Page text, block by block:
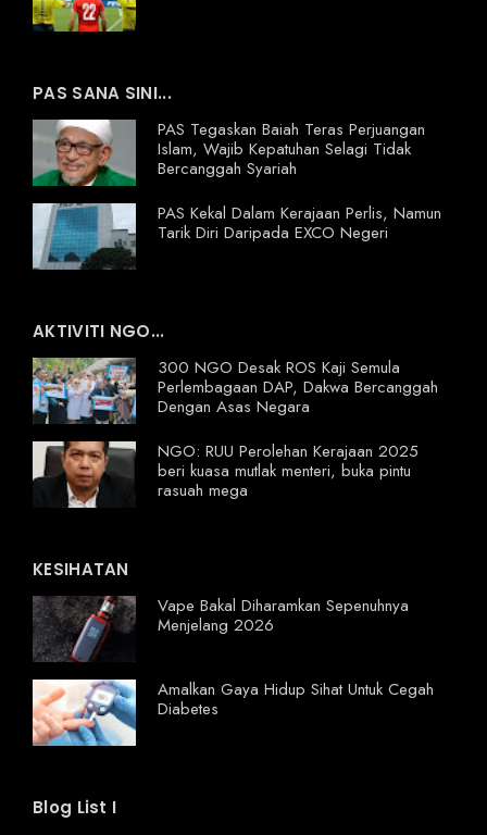
PAS SANA SINI...
PAS Tegaskan Baiah Teras Perjuangan
Islam, Wajib Kepatuhan Selagi Tidak
Bercanggah Syariah
PAS Kekal Dalam Kerajaan Perlis, Namun
Tarik Diri Daripada EXCO Negeri
AKTIVITI NGO...
300 NGO Desak ROS Kaji Semula
Perlembagaan DAP, Dakwa Bercanggah
Dengan Asas Negara
NGO: RUU Perolehan Kerajaan 2025
beri kuasa mutlak menteri, buka pintu
rasuah mega
KESIHATAN
Vape Bakal Diharamkan Sepenuhnya
Menjelang 2026
Amalkan Gaya Hidup Sihat Untuk Cegah
Diabetes
Blog List I